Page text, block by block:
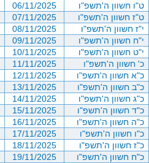
ט"ו חשוון ה'תשפ"ו
06/11/2025
ט"ז חשוון ה'תשפ"ו
07/11/2025
י"ז חשוון ה'תשפ"ו
08/11/2025
י"ח חשוון ה'תשפ"ו
09/11/2025
י"ט חשוון ה'תשפ"ו
10/11/2025
כ' חשוון ה'תשפ"ו
11/11/2025
כ"א חשוון ה'תשפ"ו
12/11/2025
כ"ב חשוון ה'תשפ"ו
13/11/2025
כ"ג חשוון ה'תשפ"ו
14/11/2025
כ"ד חשוון ה'תשפ"ו
15/11/2025
כ"ה חשוון ה'תשפ"ו
16/11/2025
כ"ו חשוון ה'תשפ"ו
17/11/2025
כ"ז חשוון ה'תשפ"ו
18/11/2025
כ"ח חשוון ה'תשפ"ו
19/11/2025